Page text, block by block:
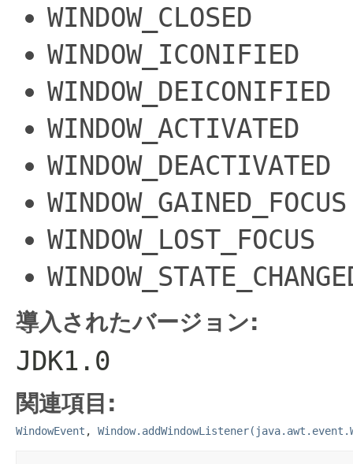
WINDOW_CLOSED
WINDOW_ICONIFIED
WINDOW_DEICONIFIED
WINDOW_ACTIVATED
WINDOW_DEACTIVATED
WINDOW_GAINED_FOCUS
WINDOW_LOST_FOCUS
導入されたバージョン:
JDK1.0
関連項目:
WindowEvent ,